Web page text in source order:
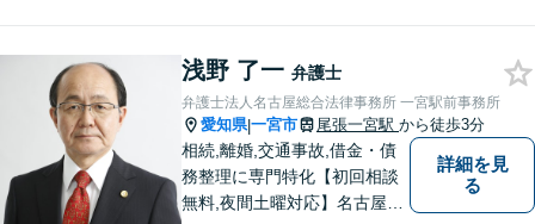
ムを組んで最善の解決策をご
提案いたします。
浅野 了一 弁護士
弁護士法人名古屋総合法律事務所 一宮駅前事務所
愛知県|一宮市 尾張一宮駅 から徒歩3分
相続,離婚,交通事故,借金・債
務整理に専門特化【初回相談
無料,夜間土曜対応】名古屋市
詳細を見
る